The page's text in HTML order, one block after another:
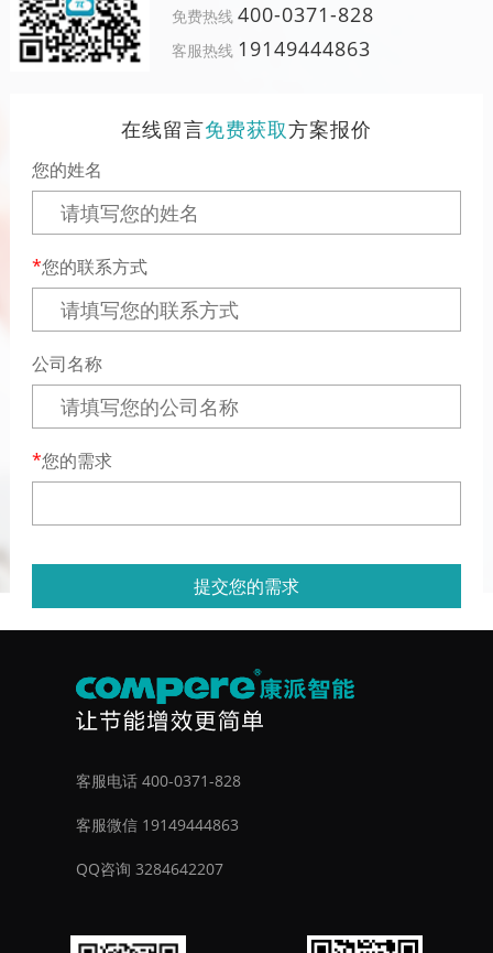
免费热线 400-0371-828
客服热线 19149444863
在线留言免费获取方案报价
您的姓名
您的联系方式
公司名称
您的需求
提交您的需求
客服电话 400-0371-828
客服微信 19149444863
QQ咨询 3284642207